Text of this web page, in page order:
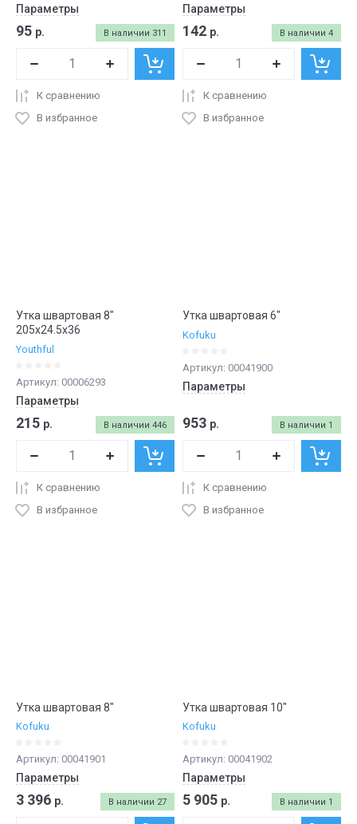
Параметры
В наличии 311
95 р.
К сравнению
В избранное
Параметры
В наличии 4
142 р.
К сравнению
В избранное
Утка швартовая 8"
205х24.5х36
Youthful
Артикул: 00006293
Параметры
В наличии 446
215 р.
К сравнению
В избранное
Утка швартовая 6"
Kofuku
Артикул: 00041900
Параметры
В наличии 1
953 р.
К сравнению
В избранное
Утка швартовая 8"
Kofuku
Артикул: 00041901
Параметры
В наличии 27
3 396 р.
Утка швартовая 10"
Kofuku
Артикул: 00041902
Параметры
В наличии 1
5 905 р.